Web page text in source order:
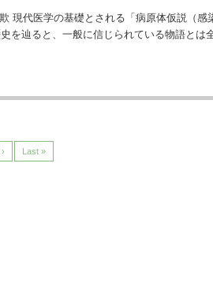
現代医学の基礎とされる「病原体仮説（感
を辿ると、一般に信じられている物語とは
Last »